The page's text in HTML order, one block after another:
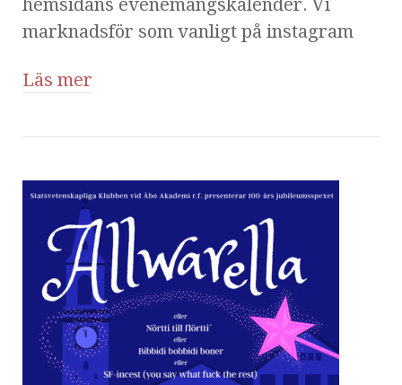
hemsidans evenemangskalender. Vi
marknadsför som vanligt på instagram
Läs mer